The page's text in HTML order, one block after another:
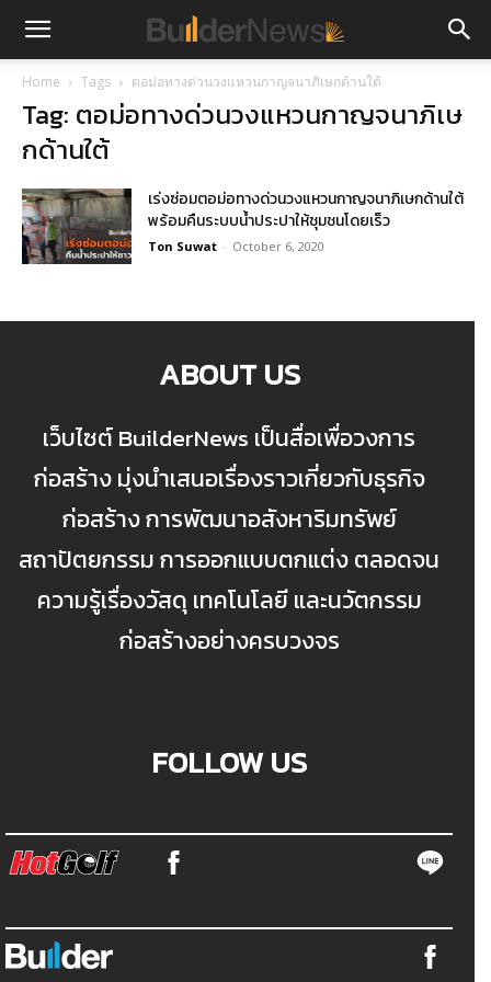
Home Tags ตอม่อทางด่วนวงแหวนกาญจนาภิเษกด้านใต้
Tag: ตอม่อทางด่วนวงแหวนกาญจนาภิเษ
กด้านใต้
เร่งซ่อมตอม่อทางด่วนวงแหวนกาญจนาภิเษกด้านใต้
พร้อมคืนระบบน้ำประปาให้ชุมชนโดยเร็ว
Ton Suwat - October 6, 2020
ABOUT US
เว็บไซต์ BuilderNews เป็นสื่อเพื่อวงการ
ก่อสร้าง มุ่งนำเสนอเรื่องราวเกี่ยวกับธุรกิจ
ก่อสร้าง การพัฒนาอสังหาริมทรัพย์
สถาปัตยกรรม การออกแบบตกแต่ง ตลอดจน
ความรู้เรื่องวัสดุ เทคโนโลยี และนวัตกรรม
ก่อสร้างอย่างครบวงจร
FOLLOW US